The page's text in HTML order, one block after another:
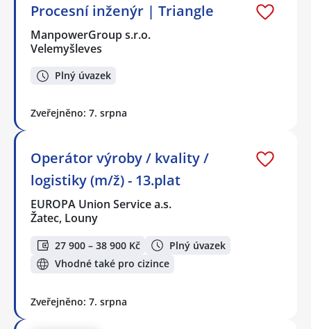
Procesní inženýr | Triangle
ManpowerGroup s.r.o.
Velemyšleves
Plný úvazek
Zveřejněno: 7. srpna
Operátor výroby / kvality /
logistiky (m/ž) - 13.plat
EUROPA Union Service a.s.
Žatec, Louny
27 900 – 38 900 Kč
Plný úvazek
Vhodné také pro cizince
Zveřejněno: 7. srpna